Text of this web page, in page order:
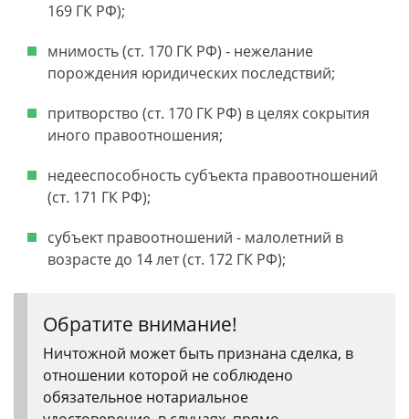
169 ГК РФ);
мнимость (ст. 170 ГК РФ) - нежелание
порождения юридических последствий;
притворство (ст. 170 ГК РФ) в целях сокрытия
иного правоотношения;
недееспособность субъекта правоотношений
(ст. 171 ГК РФ);
субъект правоотношений - малолетний в
возрасте до 14 лет (ст. 172 ГК РФ);
Обратите внимание!
Ничтожной может быть признана сделка, в
отношении которой не соблюдено
обязательное нотариальное